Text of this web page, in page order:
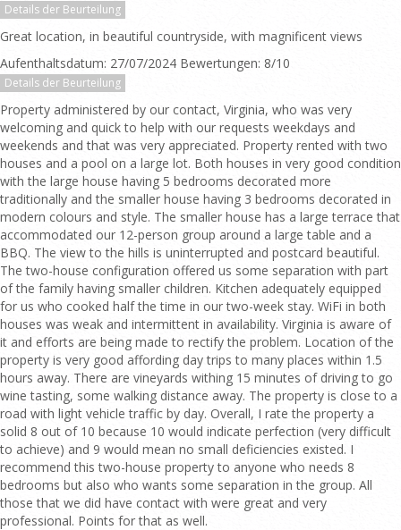
Details der Beurteilung
Great location, in beautiful countryside, with magnificent views
Aufenthaltsdatum: 27/07/2024 Bewertungen: 8/10
Details der Beurteilung
Property administered by our contact, Virginia, who was very
welcoming and quick to help with our requests weekdays and
weekends and that was very appreciated. Property rented with two
houses and a pool on a large lot. Both houses in very good condition
with the large house having 5 bedrooms decorated more
traditionally and the smaller house having 3 bedrooms decorated in
modern colours and style. The smaller house has a large terrace that
accommodated our 12-person group around a large table and a
BBQ. The view to the hills is uninterrupted and postcard beautiful.
The two-house configuration offered us some separation with part
of the family having smaller children. Kitchen adequately equipped
for us who cooked half the time in our two-week stay. WiFi in both
houses was weak and intermittent in availability. Virginia is aware of
it and efforts are being made to rectify the problem. Location of the
property is very good affording day trips to many places within 1.5
hours away. There are vineyards withing 15 minutes of driving to go
wine tasting, some walking distance away. The property is close to a
road with light vehicle traffic by day. Overall, I rate the property a
solid 8 out of 10 because 10 would indicate perfection (very difficult
to achieve) and 9 would mean no small deficiencies existed. I
recommend this two-house property to anyone who needs 8
bedrooms but also who wants some separation in the group. All
those that we did have contact with were great and very
professional. Points for that as well.